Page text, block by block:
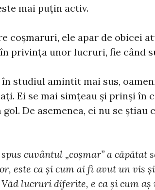
mai puțin activ.
coșmaruri, ele apar de obicei
privința unor lucruri, fie când
studiul amintit mai sus,
Ei se mai simțeau și prinși în
gol. De asemenea, ei nu se
cuvântul „coșmar” a căpătat
este ca și cum ai fi avut un vis
lucruri diferite, e ca și cum aș